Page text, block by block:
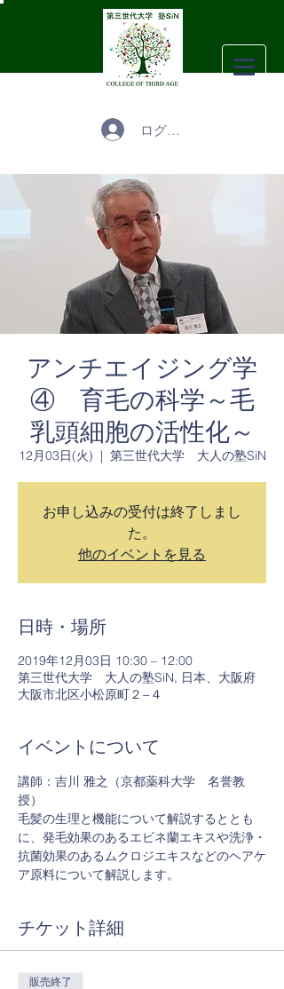
ログイン
アンチエイジング学
④ 育毛の科学～毛
乳頭細胞の活性化～
12月03日(火)
  |
第三世代大学 大人の塾SiN
お申し込みの受付は終了しまし
た。
他のイベントを見る
日時・場所
2019年12月03日 10:30 – 12:00
第三世代大学 大人の塾SiN, 日本、大阪府
大阪市北区小松原町２−４
イベントについて
講師：吉川 雅之（京都薬科大学　名誉教
授）
毛髪の生理と機能について解説するととも
に、発毛効果のあるエビネ蘭エキスや洗浄・
抗菌効果のあるムクロジエキスなどのヘアケ
ア原料について解説します。
チケット詳細
販売終了